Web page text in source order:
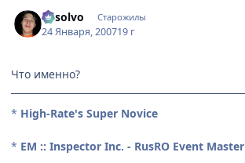
absolvo Старожилы
24 Января, 200719 г
Что именно?
* High-Rate's Super Novice
* EM :: Inspector Inc. - RusRO Event Master